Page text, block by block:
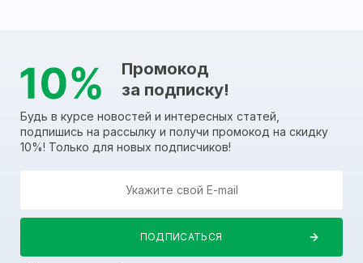
Промокод
за подписку!
Будь в курсе новостей и интересных статей,
подпишись на рассылку и получи промокод на скидку
10%! Только для новых подписчиков!